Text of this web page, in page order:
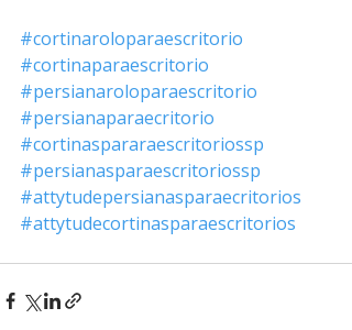
#cortinaroloparaescritorio
#cortinaparaescritorio
#persianaroloparaescritorio
#persianaparaecritorio
#cortinaspararaescritoriossp
#persianasparaescritoriossp
#attytudepersianasparaecritorios
#attytudecortinasparaescritorios